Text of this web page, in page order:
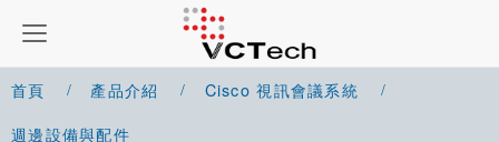
首頁 產品介紹
Cisco 視訊會議系統
週邊設備與配件